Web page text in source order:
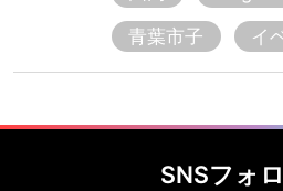
青葉市子
イ
SNSフォ